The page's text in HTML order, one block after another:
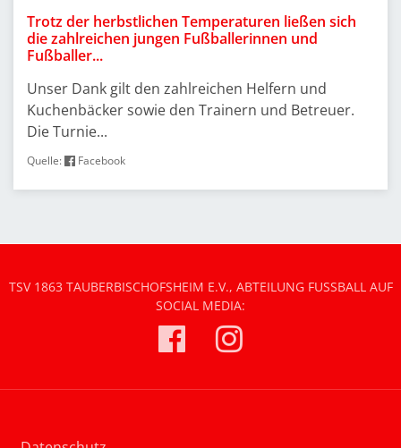
Trotz der herbstlichen Temperaturen ließen sich
die zahlreichen jungen Fußballerinnen und
Fußballer...
Unser Dank gilt den zahlreichen Helfern und
Kuchenbäcker sowie den Trainern und Betreuer.
Die Turnie...
Quelle: Facebook
TSV 1863 TAUBERBISCHOFSHEIM E.V., ABTEILUNG FUSSBALL AUF S
OCIAL MEDIA: